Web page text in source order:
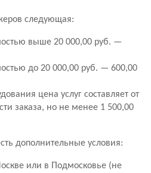
следующая:
выше 20 000,00 руб. —
до 20 000,00 руб. — 600,00
цена услуг составляет от
заказа, но не менее 1 500,00
дополнительные условия:
или в Подмосковье (не